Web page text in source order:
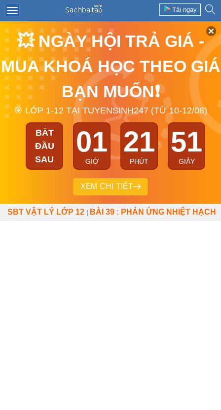
Tải ngay
💥 NGÀY HỘI TRẢ GIÁ -
MUA KHOÁ HỌC THEO GIÁ
BẠN MUỐN❗
🎯 LỚP 1-12 TẠI TUYENSINH247 (TỪ 10-12/08)
BẮT
ĐẦU
SAU
01
GIỜ
21
PHÚT
51
GIÂY
XEM CHI TIẾT
SBT VẬT LÝ LỚP 12 BÀI 39 : PHẢN ỨNG NHIỆT HẠCH